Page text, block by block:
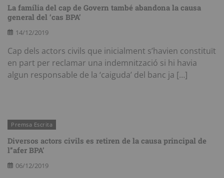
La família del cap de Govern també abandona la causa
general del ‘cas BPA’
14/12/2019
Cap dels actors civils que inicialment s’havien constituït
en part per reclamar una indemnització si hi havia
algun responsable de la ‘caiguda’ del banc ja […]
Premsa Escrita
Diversos actors civils es retiren de la causa principal de
l’‘afer BPA’
06/12/2019